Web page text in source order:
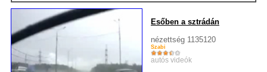
Esőben a sztrádán
nézettség 1135120
Szabi
autós videók